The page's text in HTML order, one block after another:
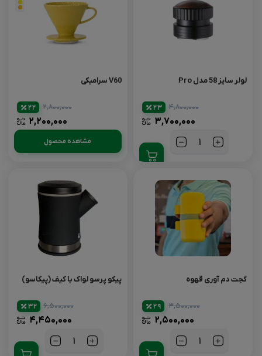
لولر سایز 58 مدل Pro
۴,۸۰۰,۰۰۰
۳,۷۰۰,۰۰۰
23
تعداد
V60 سرامیکی
۲,۸۰۰,۰۰۰
۲,۲۰۰,۰۰۰
22
مشاهده محصول
گجت دم آوری قهوه
۳,۵۰۰,۰۰۰
۲,۵۰۰,۰۰۰
29
تعداد
پیکو پرسو لواک با کیف (پیکاسو)
۶,۵۰۰,۰۰۰
۴,۴۵۰,۰۰۰
32
تعداد